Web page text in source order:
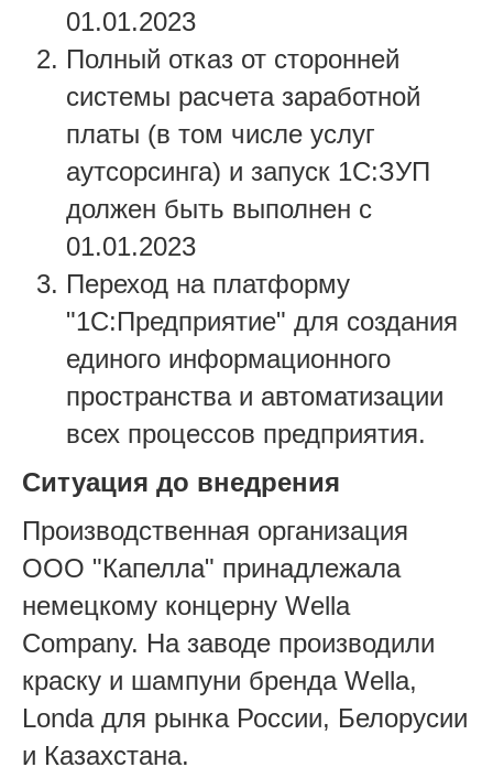
01.01.2023
Полный отказ от сторонней
системы расчета заработной
платы (в том числе услуг
аутсорсинга) и запуск 1С:ЗУП
должен быть выполнен с
01.01.2023
Переход на платформу
"1С:Предприятие" для создания
единого информационного
пространства и автоматизации
всех процессов предприятия.
Ситуация до внедрения
Производственная организация
ООО "Капелла" принадлежала
немецкому концерну Wella
Company. На заводе производили
краску и шампуни бренда Wella,
Londa для рынка России, Белорусии
и Казахстана.